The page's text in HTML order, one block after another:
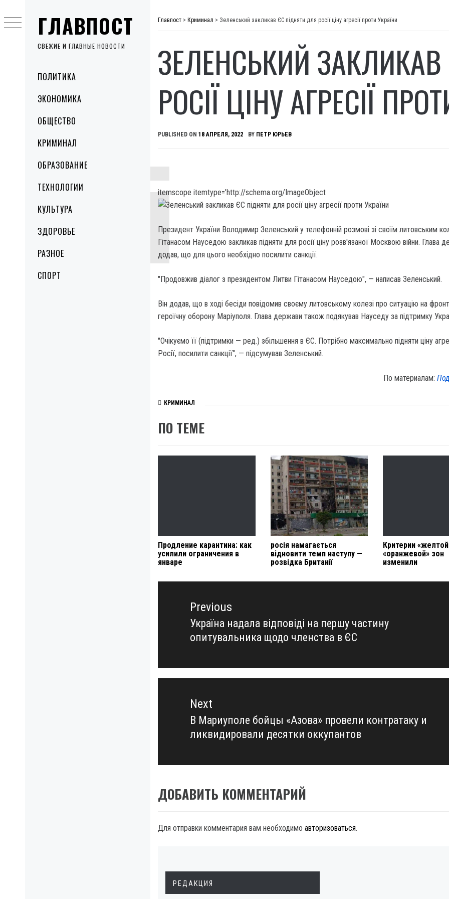
ГЛАВПОСТ
СВЕЖИЕ И ГЛАВНЫЕ НОВОСТИ
MenuПОЛИТИКА
ЭКОНОМИКА
ОБЩЕСТВО
КРИМИНАЛ
ОБРАЗОВАНИЕ
ТЕХНОЛОГИИ
КУЛЬТУРА
ЗДОРОВЬЕ
РАЗНОЕ
СПОРТ
to
content
Главпост > Криминал > Зеленський закликав ЄС підняти для росії ціну агресії проти України
ЗЕЛЕНСЬКИЙ
РОСІЇ ЦІНУ АГРЕСІЇ
PUBLISHED ON 18 АПРЕЛЯ, 2022 BY ПЕТР ЮРЬЕВ
itemscope itemtype=’http://schema.org/ImageObject
Президент України Володимир Зеленський у телефонній розмові зі своїм литовським
Гітанасом Науседою закликав підняти для росії ціну розв'язаної Москвою війни. Глава
додав, що для цього необхідно посилити санкції.
"Продовжив діалог з президентом Литви Гітанасом Науседою", — написав Зеленський.
Він додав, що в ході бесіди повідомив своєму литовському колезі про ситуацію на
героїчну оборону Маріуполя. Глава держави також подякував Науседу за підтримку
"Очікуємо її (підтримки — ред.) збільшення в ЄС. Потрібно максимально підняти ціну
Росії, посилити санкції", — підсумував Зеленський.
По материалам:
КРИМИНАЛ
ПО ТЕМЕ
Продление карантина: как
усилили ограничения в
январе
росія намагається
відновити темп наступу —
розвідка Британії
Критерии
«оранжевой» зон
изменили
Навигация
записямPrevious
Previous
post:
Україна надала відповіді на першу частину
опитувальника щодо членства в ЄС
Next
Next
post:
В Мариуполе бойцы «Азова» провели контратаку и
ликвидировали десятки оккупантов
ДОБАВИТЬ КОММЕНТАРИЙ
Для отправки комментария вам необходимо авторизоваться.
РЕДАКЦИЯ